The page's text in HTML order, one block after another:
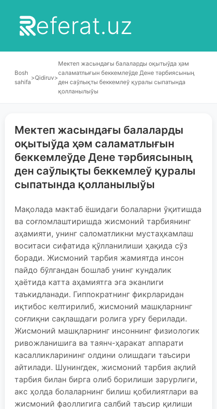
eferat.uz
Bosh
sahifa
>Qidiruv>
Мектеп жасындағы балаларды оқытыўда ҳәм
саламатлығын беккемлеўде Дене тәрбиясының
ден саўлықты беккемлеў қуралы сыпатында
қолланылыўы
Мектеп жасындағы балаларды
оқытыўда ҳәм саламатлығын
беккемлеўде Дене тәрбиясының
ден саўлықты беккемлеў қуралы
сыпатында қолланылыўы
Мақолада мактаб ёшидаги болаларни ўқитишда
ва соғломлаштиришда жисмоний тарбиянинг
аҳамияти, унинг саломатликни мустаҳкамлаш
воситаси сифатида қўлланилиши ҳақида сўз
боради. Жисмоний тарбия жамиятда инсон
пайдо бўлгандан бошлаб унинг кундалик
ҳаётида катта аҳамиятга эга эканлиги
таъкидланади. Гиппократнинг фикрларидан
иқтибос келтирилиб, жисмоний машқларнинг
соғлиқни сақлашдаги ролига урғу берилади.
Жисмоний машқларнинг инсоннинг физиологик
ривожланишига ва таянч-ҳаракат аппарати
касалликларининг олдини олишдаги таъсири
айтилади. Шунингдек, жисмоний тарбия ақлий
тарбия билан бирга олиб борилиши зарурлиги,
акс ҳолда болаларнинг билиш қобилиятлари ва
жисмоний фаоллигига салбий таъсир қилиши